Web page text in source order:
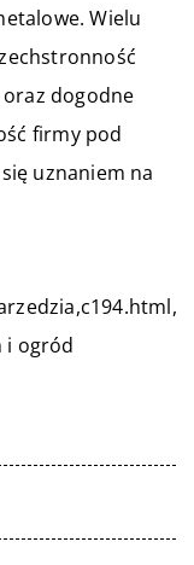
Wielu
dogodne
firmy pod
uznaniem na
,
i ogród